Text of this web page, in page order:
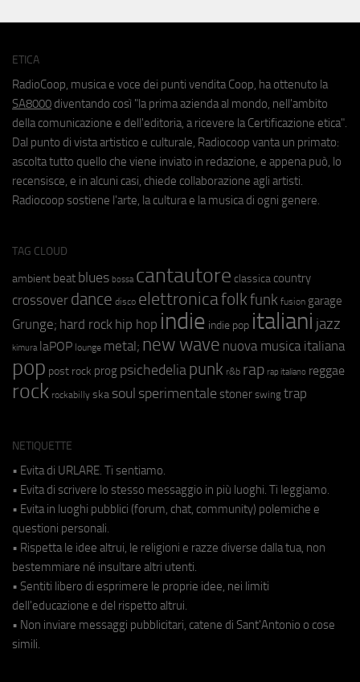
ETICA
RadioCoop, musica e voce dei punti vendita Coop, ha ottenuto la
SA8000 diventando così "la prima azienda al mondo, nell'ambito
della comunicazione e dell'editoria, a ricevere la Certificazione etica".
Dal punto di vista artistico e culturale, Radiocoop vanta un primato:
ascolta tutto quello che viene inviato in redazione, e appena può, lo
recensisce, e in alcuni casi, chiede collaborazione agli artisti.
Radiocoop sostiene l'arte, la cultura e la musica di ogni genere.
TAG CLOUD
ambient beat blues bossa cantautore classica country
crossover dance disco elettronicafolkfunk fusion garage
Grunge; hard rock hip hop indie indie pop italiani jazz
kimura laPOP lounge metal; new wave nuova musica italiana
pop post rock prog psichedeliapunk r&b rap rap italiano reggae
rock rockabilly ska soul sperimentale stoner swing trap
NETIQUETTE
• Evita di URLARE. Ti sentiamo.
• Evita di scrivere lo stesso messaggio in più luoghi. Ti leggiamo.
• Evita in luoghi pubblici (forum, chat, community) polemiche e
questioni personali.
• Rispetta le idee altrui, le religioni e razze diverse dalla tua, non
bestemmiare né insultare altri utenti.
• Sentiti libero di esprimere le proprie idee, nei limiti
dell'educazione e del rispetto altrui.
• Non inviare messaggi pubblicitari, catene di Sant'Antonio o cose
simili.